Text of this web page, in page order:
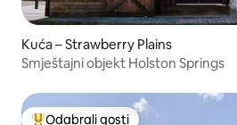
Kuća – Strawberry Plains
Smještajni objekt Holston Springs
Odabrali gosti